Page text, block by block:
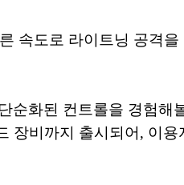
속도로 라이트닝 공격
화된 컨트롤을 경험해
장비까지 출시되어, 이